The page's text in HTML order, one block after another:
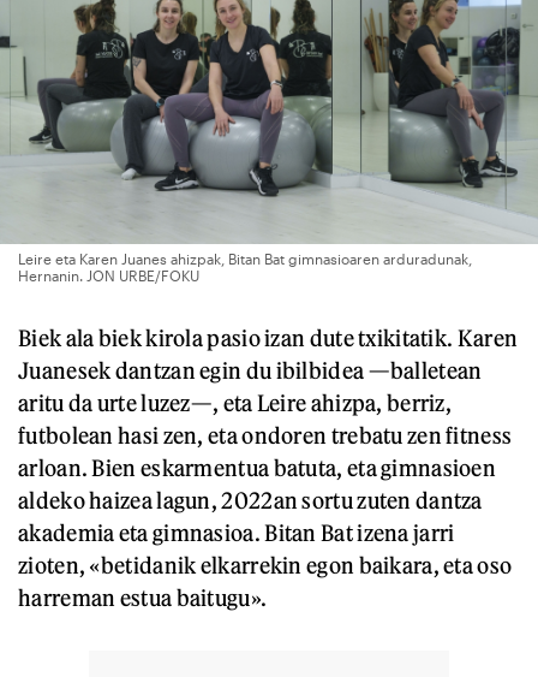
Leire eta Karen Juanes ahizpak, Bitan Bat gimnasioaren arduradunak,
Hernanin. JON URBE/FOKU
Biek ala biek kirola pasio izan dute txikitatik. Karen
Juanesek dantzan egin du ibilbidea —balletean
aritu da urte luzez—, eta Leire ahizpa, berriz,
futbolean hasi zen, eta ondoren trebatu zen fitness
arloan. Bien eskarmentua batuta, eta gimnasioen
aldeko haizea lagun, 2022an sortu zuten dantza
akademia eta gimnasioa. Bitan Bat izena jarri
zioten, «betidanik elkarrekin egon baikara, eta oso
harreman estua baitugu».